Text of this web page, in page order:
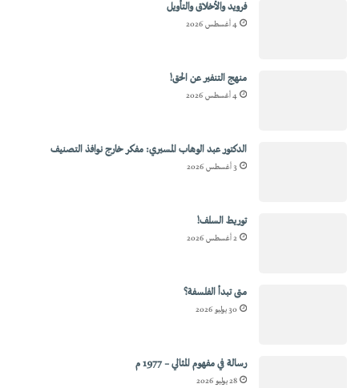
فرويد والأخلاق والتأويل
4 أغسطس 2026
منهج التنفير عن الحق!
4 أغسطس 2026
الدكتور عبد الوهاب المسيري: مفكر خارج نوافذ التصنيف
3 أغسطس 2026
توريط السلف!
2 أغسطس 2026
متى تبدأ الفلسفة؟
30 يوليو 2026
رسالة في مفهوم المثالي – 1977 م
28 يوليو 2026